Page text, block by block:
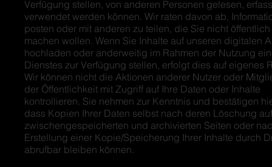
Verfügung stellen, von anderen Personen gelesen,
verwendet werden können. Wir raten davon ab,
posten oder mit anderen zu teilen, die Sie nicht öffentlich
machen wollen. Wenn Sie Inhalte auf unseren digitalen
hochladen oder anderweitig im Rahmen der Nutzung
Dienstes zur Verfügung stellen, erfolgt dies auf eigenes
Wir können nicht die Aktionen anderer Nutzer oder
der Öffentlichkeit mit Zugriff auf Ihre Daten oder Inhalte
kontrollieren. Sie nehmen zur Kenntnis und bestätigen
dass Kopien Ihrer Daten selbst nach deren Löschung auf
zwischengespeicherten und archivierten Seiten oder
Erstellung einer Kopie/Speicherung Ihrer Inhalte durch
abrufbar bleiben können.